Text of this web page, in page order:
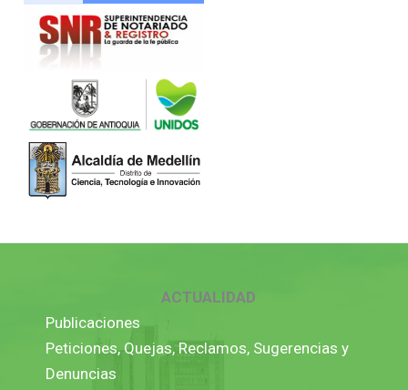
ACTUALIDAD
Publicaciones
Peticiones, Quejas, Reclamos, Sugerencias y
Denuncias